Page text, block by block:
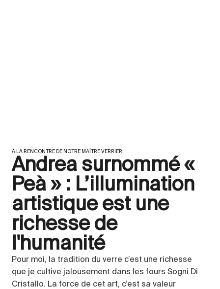
À LA RENCONTRE DE NOTRE MAÎTRE VERRIER
Andrea surnommé «
Peà » : L’illumination
artistique est une
richesse de
l'humanité
Pour moi, la tradition du verre c’est une richesse
que je cultive jalousement dans les fours Sogni Di
Cristallo. La force de cet art, c’est sa valeur